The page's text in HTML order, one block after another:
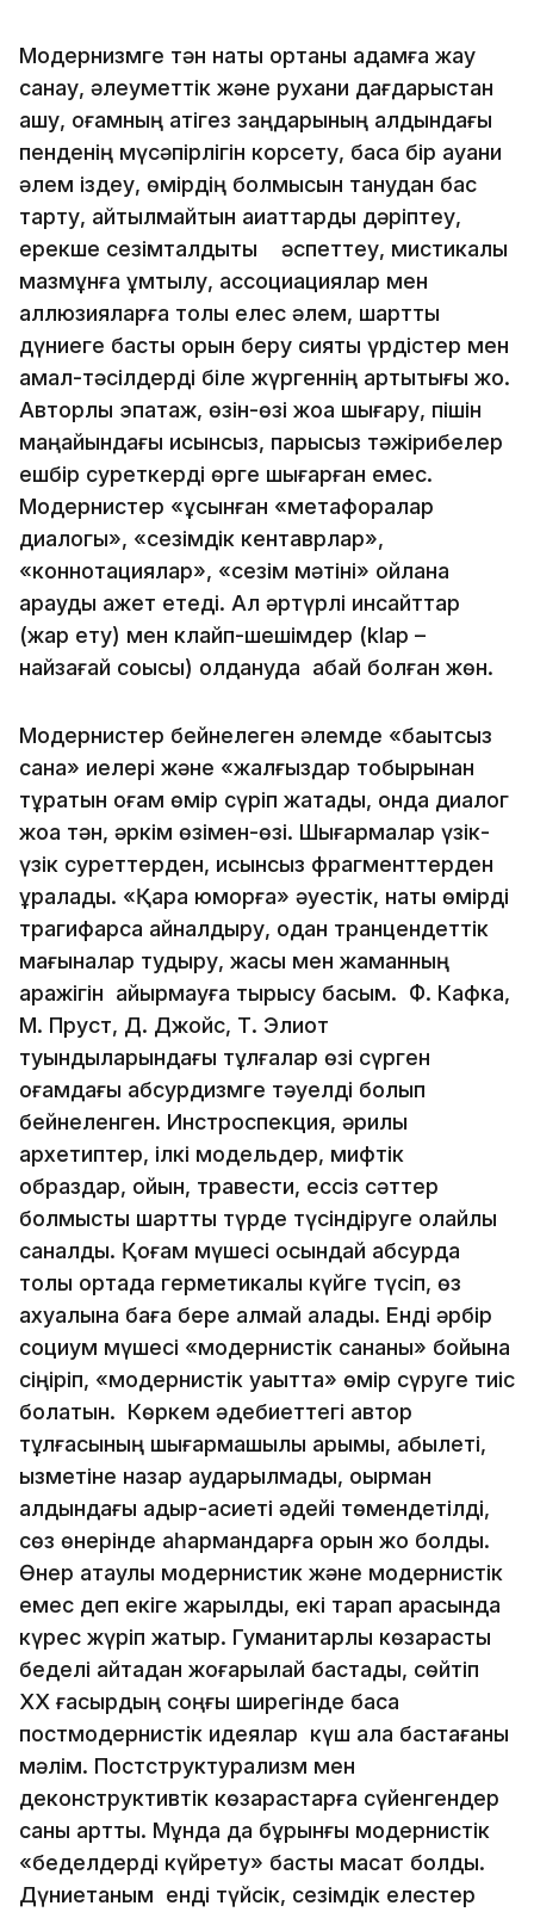
Модернизмге тән нақты ортаны адамға жау
санау, әлеуметтік және рухани дағдарыстан
қашу, қоғамның қатігез заңдарының алдындағы
пенденің мүсәпірлігін корсету, басқа бір ауани
әлем іздеу, өмірдің болмысын танудан бас
тарту, айтылмайтын ақиқаттарды дәріптеу,
ерекше сезімталдықты әспеттеу, мистикалық
мазмұнға ұмтылу, ассоциациялар мен
аллюзияларға толы елес әлем, шартты
дүниеге басты орын беру сияқты үрдістер мен
амал-тәсілдерді біле жүргеннің артықтығы жоқ.
Авторлық эпатаж, өзін-өзі жоққа шығару, пішін
маңайындағы қисынсыз, парықсыз тәжірибелер
ешбір суреткерді өрге шығарған емес.
Модернистер «ұсынған «метафоралар
диалогы», «сезімдік кентаврлар»,
«коннотациялар», «сезім мәтіні» ойлана
қарауды қажет етеді. Ал әртүрлі инсайттар
(жарқ ету) мен клайп-шешімдер (klap –
найзағай соққысы) қолдануда абай болған жөн.
Модернистер бейнелеген әлемде «бақытсыз
сана» иелері және «жалғыздар тобырынан
тұратын қоғам өмір сүріп жатады, онда диалог
жоққа тән, әркім өзімен-өзі. Шығармалар үзік-
үзік суреттерден, қисынсыз фрагменттерден
құралады. «Қара юморға» әуестік, нақты өмірді
трагифарсқа айналдыру, одан транцендеттік
мағыналар тудыру, жақсы мен жаманның
аражігін айырмауға тырысу басым. Ф. Кафка,
М. Пруст, Д. Джойс, Т. Элиот
туындыларындағы тұлғалар өзі сүрген
қоғамдағы абсурдизмге тәуелді болып
бейнеленген. Инстроспекция, әрқилы
архетиптер, ілкі модельдер, мифтік
образдар, ойын, травести, ессіз сәттер
болмысты шартты түрде түсіндіруге қолайлы
саналды. Қоғам мүшесі осындай абсурдқа
толы ортада герметикалық күйге түсіп, өз
ахуалына баға бере алмай қалады. Енді әрбір
социум мүшесі «модернистік сананы» бойына
сіңіріп, «модернистік уақытта» өмір сүруге тиіс
болатын. Көркем әдебиеттегі автор
тұлғасының шығармашылық қарымы, қабылеті,
қызметіне назар аударылмады, оқырман
алдындағы қадыр-қасиеті әдейі төмендетілді,
сөз өнерінде қаһармандарға орын жоқ болды.
Өнер атаулы модернистик және модернистік
емес деп екіге жарылды, екі тарап арасында
күрес жүріп жатыр. Гуманитарлық көзқарастық
беделі қайтадан жоғарылай бастады, сөйтіп
ХХ ғасырдың соңғы ширегінде басқа
постмодернистік идеялар күш ала бастағаны
мәлім. Постструктурализм мен
деконструктивтік көзқарастарға сүйенгендер
саны артты. Мұнда да бұрынғы модернистік
«беделдерді күйрету» басты мақсат болды.
Дүниетаным енді түйсік, сезімдік елестер